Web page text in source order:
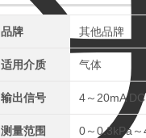
品牌 其他品牌
适用介质 气体
输出信号 4～20mA
测量范围 0～0.3kPa